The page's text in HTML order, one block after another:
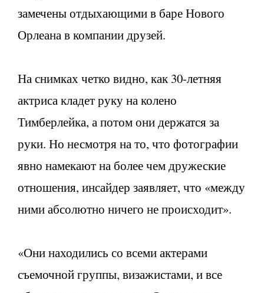
замечены отдыхающими в баре Нового
Орлеана в компании друзей.
На снимках четко видно, как 30-летняя
актриса кладет руку на колено
Тимберлейка, а потом они держатся за
руки. Но несмотря на то, что фотографии
явно намекают на более чем дружеские
отношения, инсайдер заявляет, что «между
ними абсолютно ничего не происходит».
«Они находились со всеми актерами
съемочной группы, визажистами, и все